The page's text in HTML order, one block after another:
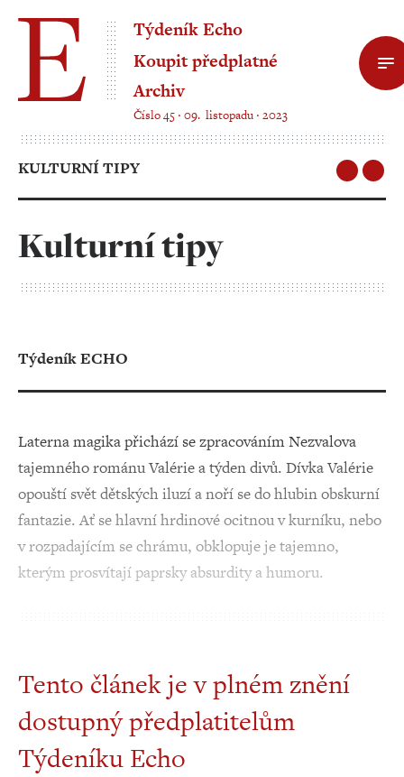
Týdeník Echo
Koupit předplatné
Archiv
Číslo 45 ‧ 09. listopadu ‧ 2023
KULTURNÍ TIPY
Kulturní tipy
Týdeník ECHO
Laterna magika přichází se zpracováním Nezvalova
tajemného románu Valérie a týden divů. Dívka Valérie
opouští svět dětských iluzí a noří se do hlubin obskurní
fantazie. Ať se hlavní hrdinové ocitnou v kurníku, nebo
v rozpadajícím se chrámu, obklopuje je tajemno,
kterým prosvítají paprsky absurdity a humoru.
Tento článek je v plném znění
dostupný předplatitelům
Týdeníku Echo